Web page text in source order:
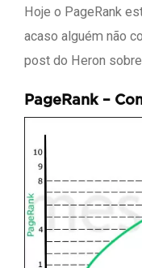
Hoje o PageRank
acaso alguém não
post do Heron sobre
PageRank –